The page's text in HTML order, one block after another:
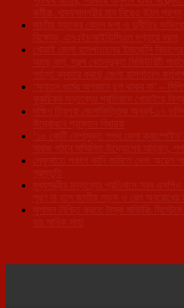
কর্মীরা, খাদ্যসামগ্রীর মান নিয়েও উঠল প্রশ্ন
জাতীয় সড়কের বেহাল দশা ও দুর্নীতির
বিক্ষোভ, এনএইচআইডিসিএল দপ্তরে ধরনা
খোয়াই জেলা হাসপাতালের ইমার্জেন্সি
আছে নার্স, স্বল্প বেতনভূক্ত সিকিউরিটি
পর্যন্ত ব্যবহার করছে জেলা হাসপাতাল কর্তৃপক্ষ
‘সনাতন ধর্মের অপমানে চুপ থাকব না’ –
কুরুচিকর মন্তব্যের প্রতিবাদে খোয়াইয়ে
দক্ষিণ ত্রিপুরা জেলাভিত্তিক অনূর্ধ্ব-১৭
উদ্বোধনে প্রাক্তন বিধায়ক
‘১০ কোটি নেশামুক্ত শপথ মেগা
সমাজ গঠনে সম্মিলিত উদ্যোগের আহ্বান,
লেফুঙ্গাতে পঞ্চাশ কানি জমিতে মেগা অয়েল
প্রস্তুতি
মুখ্যমন্ত্রীর মন্তব্যের প্রতিবাদে সরব এসপিও
পূরণ না হলে জাতীয় সড়ক ও রেল অবরোধের
সুশাসন নিশ্চিত করতে টাস্ক মনিটরিং
ডাঃ মানিক সাহা